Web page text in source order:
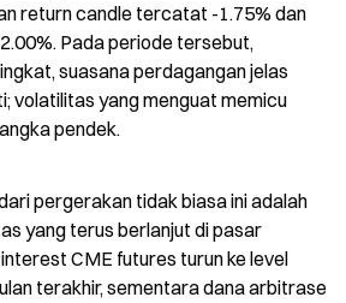
return candle tercatat -1.75% dan
Pada periode tersebut,
suasana perdagangan jelas
volatilitas yang menguat memicu
pendek.
pergerakan tidak biasa ini adalah
yang terus berlanjut di pasar
CME futures turun ke level
terakhir, sementara dana arbitrase